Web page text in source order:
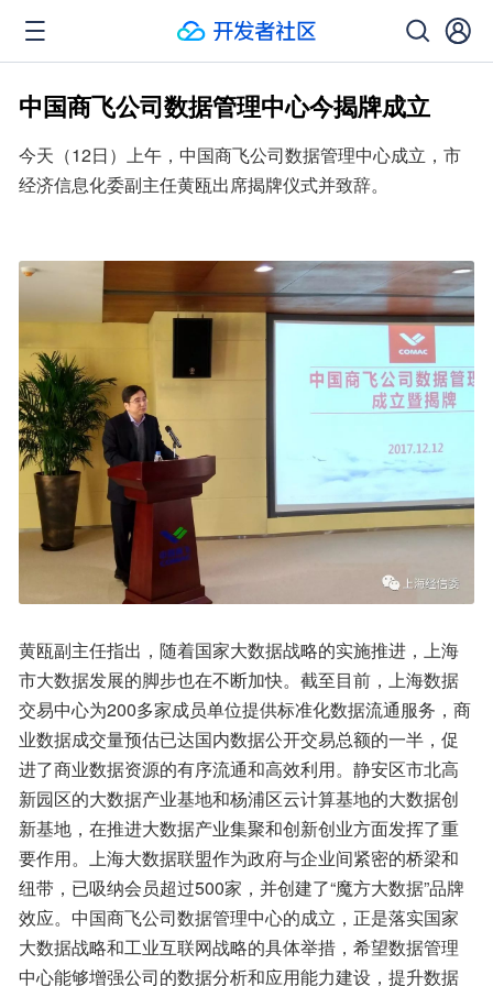
中国商飞公司数据管理中心今揭牌成立
今天（12日）上午，中国商飞公司数据管理中心成立，市
经济信息化委副主任黄瓯出席揭牌仪式并致辞。
黄瓯副主任指出，随着国家大数据战略的实施推进，上海
市大数据发展的脚步也在不断加快。截至目前，上海数据
交易中心为200多家成员单位提供标准化数据流通服务，商
业数据成交量预估已达国内数据公开交易总额的一半，促
进了商业数据资源的有序流通和高效利用。静安区市北高
新园区的大数据产业基地和杨浦区云计算基地的大数据创
新基地，在推进大数据产业集聚和创新创业方面发挥了重
要作用。上海大数据联盟作为政府与企业间紧密的桥梁和
纽带，已吸纳会员超过500家，并创建了“魔方大数据”品牌
效应。中国商飞公司数据管理中心的成立，正是落实国家
大数据战略和工业互联网战略的具体举措，希望数据管理
中心能够增强公司的数据分析和应用能力建设，提升数据